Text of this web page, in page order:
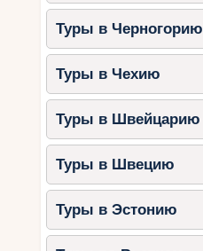
Туры в Черногорию
Туры в Чехию
Туры в Швейцарию
Туры в Швецию
Туры в Эстонию